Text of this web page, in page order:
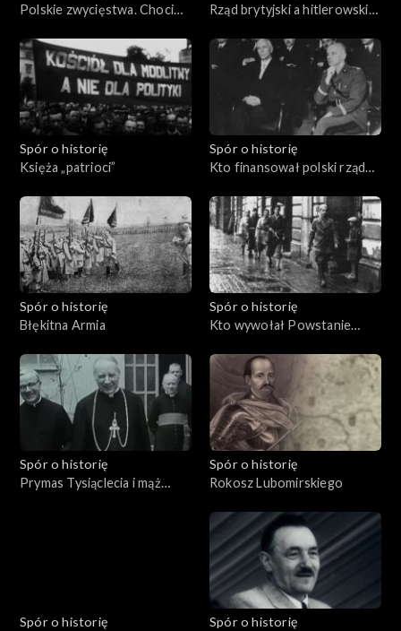
Polskie zwycięstwa. Chocim
Rząd brytyjski a hitlerowskie
Spór o historię
Księża „patrioci”
Spór o historię
Kto finansował polski rząd
Spór o historię
Błękitna Armia
Spór o historię
Kto wywołał Powstanie
Spór o historię
Prymas Tysiąclecia i mąż
Spór o historię
Rokosz Lubomirskiego
Spór o historię
Spór o historię